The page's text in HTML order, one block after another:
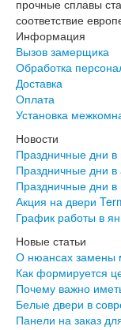
Двери
прочные сплавы
соответствие
Информация
Вызов замерщика
Обработка
Доставка
Оплата
Установка
Новости
Праздничные дни
Праздничные дни
Праздничные дни в
Акция на двери
График работы в
Новые статьи
О нюансах замены
Как формируется
Почему важно
Белые двери в
Панели на заказ